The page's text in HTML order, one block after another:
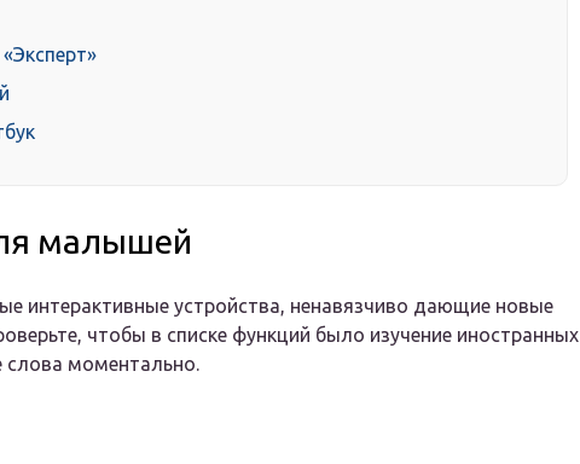
малышей
интерактивные устройства, ненавязчиво дающие новые
чтобы в списке функций было изучение иностранных
моментально.